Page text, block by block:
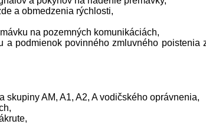
a obmedzenia rýchlosti,
na pozemných komunikáciách,
podmienok povinného zmluvného
AM, A1, A2, A vodičského oprávnenia,